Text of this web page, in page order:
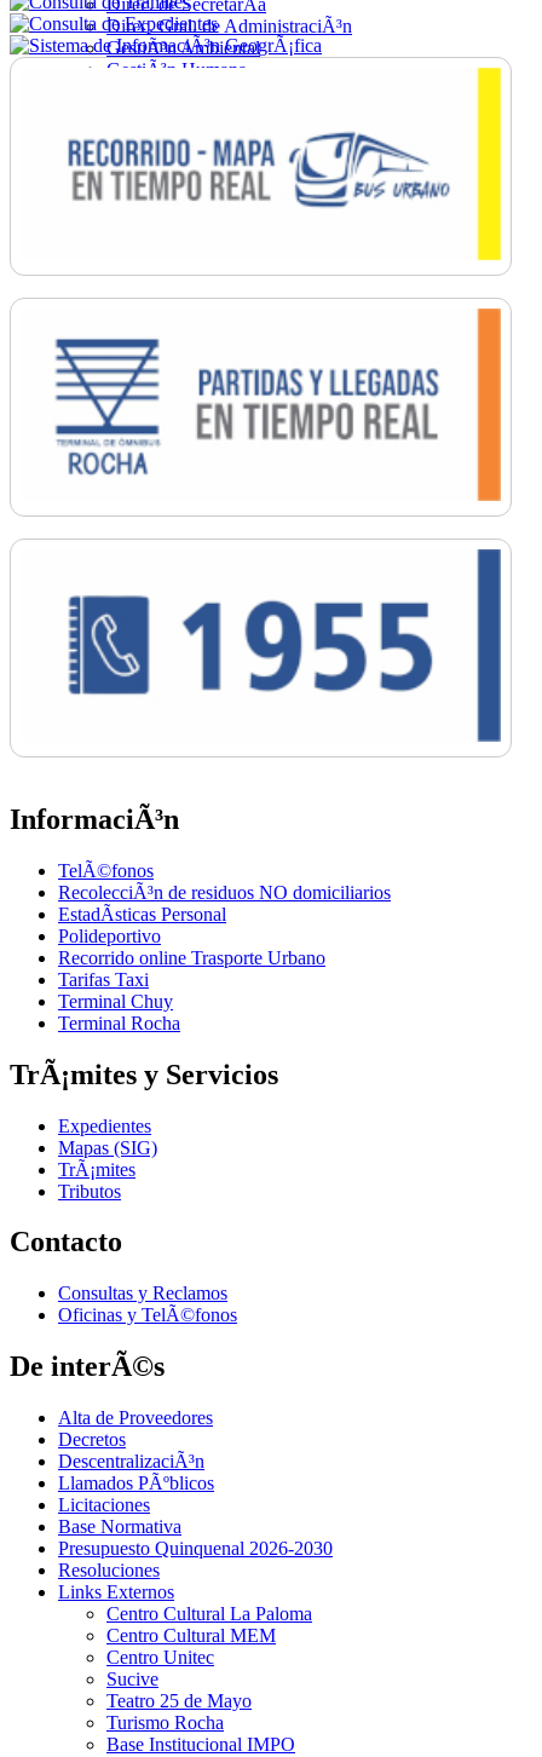
Direc. de SecretarÃ­a
Direc. Gral. de AdministraciÃ³n
GestiÃ³n Ambiental
GestiÃ³n Humana
Ordenamiento
PromociÃ³n Social
Salud
SecretarÃ­a General
InformaciÃ³n
TelÃ©fonos
RecolecciÃ³n de residuos NO domiciliarios
EstadÃ­sticas Personal
Polideportivo
Recorrido online Trasporte Urbano
Tarifas Taxi
Terminal Chuy
Terminal Rocha
TrÃ¡mites y Servicios
Expedientes
Mapas (SIG)
TrÃ¡mites
Tributos
Contacto
Consultas y Reclamos
Oficinas y TelÃ©fonos
De interÃ©s
Alta de Proveedores
Decretos
DescentralizaciÃ³n
Llamados PÃºblicos
Licitaciones
Base Normativa
Presupuesto Quinquenal 2026-2030
Resoluciones
Links Externos
Centro Cultural La Paloma
Centro Cultural MEM
Centro Unitec
Sucive
Teatro 25 de Mayo
Turismo Rocha
Base Institucional IMPO